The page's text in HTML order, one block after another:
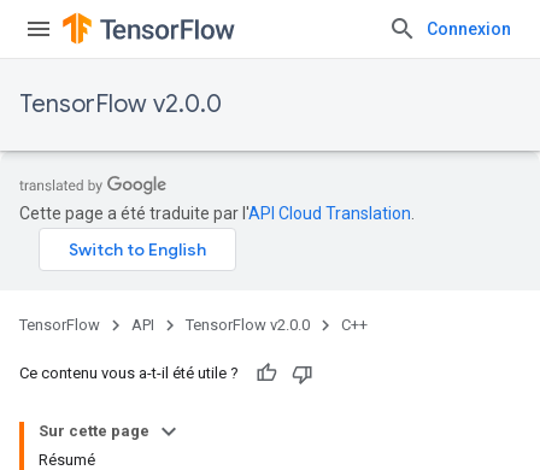
Connexion
TensorFlow v2.0.0
Cette page a été traduite par l'API Cloud Translation
TensorFlow API TensorFlow v2.0.0 C++
Ce contenu vous a-t-il été utile ?
Sur cette page
Résumé